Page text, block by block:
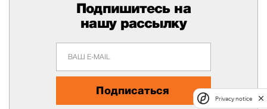
Подпишитесь на
нашу рассылку
Подписаться
Privacy notice